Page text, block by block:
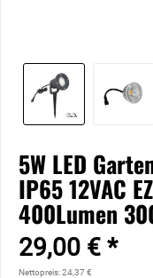
5W LED
IP65 12VAC
400Lumen
29,00 € *
Nettopreis: 24,37 €